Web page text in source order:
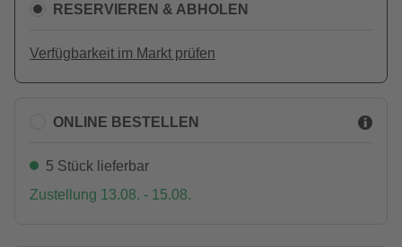
RESERVIEREN & ABHOLEN
Verfügbarkeit im Markt prüfen
ONLINE BESTELLEN
5 Stück lieferbar
Zustellung 13.08. - 15.08.